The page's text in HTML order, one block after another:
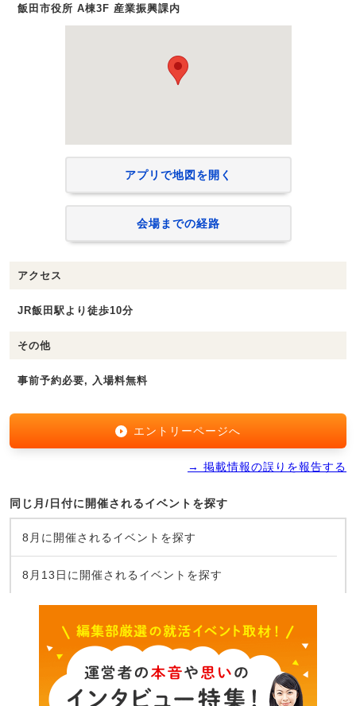
飯田市役所 A棟3F 産業振興課内
アプリで地図を開く
会場までの経路
アクセス
JR飯田駅より徒歩10分
その他
事前予約必要, 入場料無料
エントリーページへ
→ 掲載情報の誤りを報告する
同じ月/日付に開催されるイベントを探す
8月に開催されるイベントを探す
8月13日に開催されるイベントを探す